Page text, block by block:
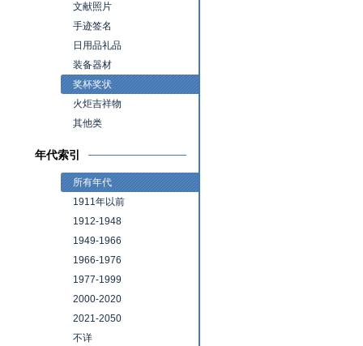
文献照片
手迹签名
日用品礼品
装备器材
奖杯奖状
火炬吉祥物
其他类
年代索引
所有年代
1911年以前
1912-1948
1949-1966
1966-1976
1977-1999
2000-2020
2021-2050
不详